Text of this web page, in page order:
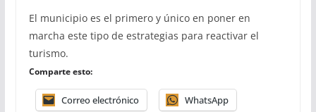
El municipio es el primero y único en poner en
marcha este tipo de estrategias para reactivar el
turismo.
Comparte esto:
Correo electrónico WhatsApp